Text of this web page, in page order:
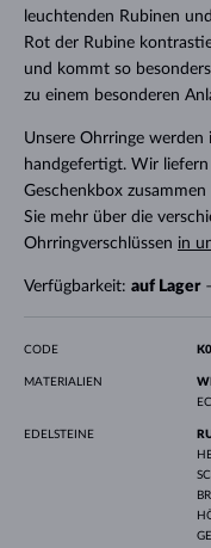
leuchtenden Rubinen
Rot der Rubine
und kommt so
zu einem besonderen
Unsere Ohrringe werden
handgefertigt. Wir
Geschenkbox
Sie mehr über die
Ohrringverschlüssen in
Verfügbarkeit: auf Lager
CODE
MATERIALIEN
EDELSTEINE